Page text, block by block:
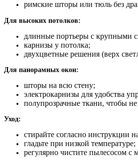
римские шторы или тюль без
Для высоких потолков:
длинные портьеры с крупными
карнизы у потолка;
двухцветные решения (верх
Для панорамных окон:
шторы на всю стену;
электрокарнизы для удобства
полупрозрачные ткани, чтобы
Уход:
стирайте согласно инструкции
гладьте при низкой температуре;
регулярно чистите пылесосом с